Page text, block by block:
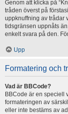
Genom att klicka på
tråden överst på
uppknuffning av trådar
tidsgränsen uppnåts
enkelt svara på den.
Upp
Formatering och
Vad är BBCode?
BBCode är en speciell
formateringen av
eller inte bestäms av